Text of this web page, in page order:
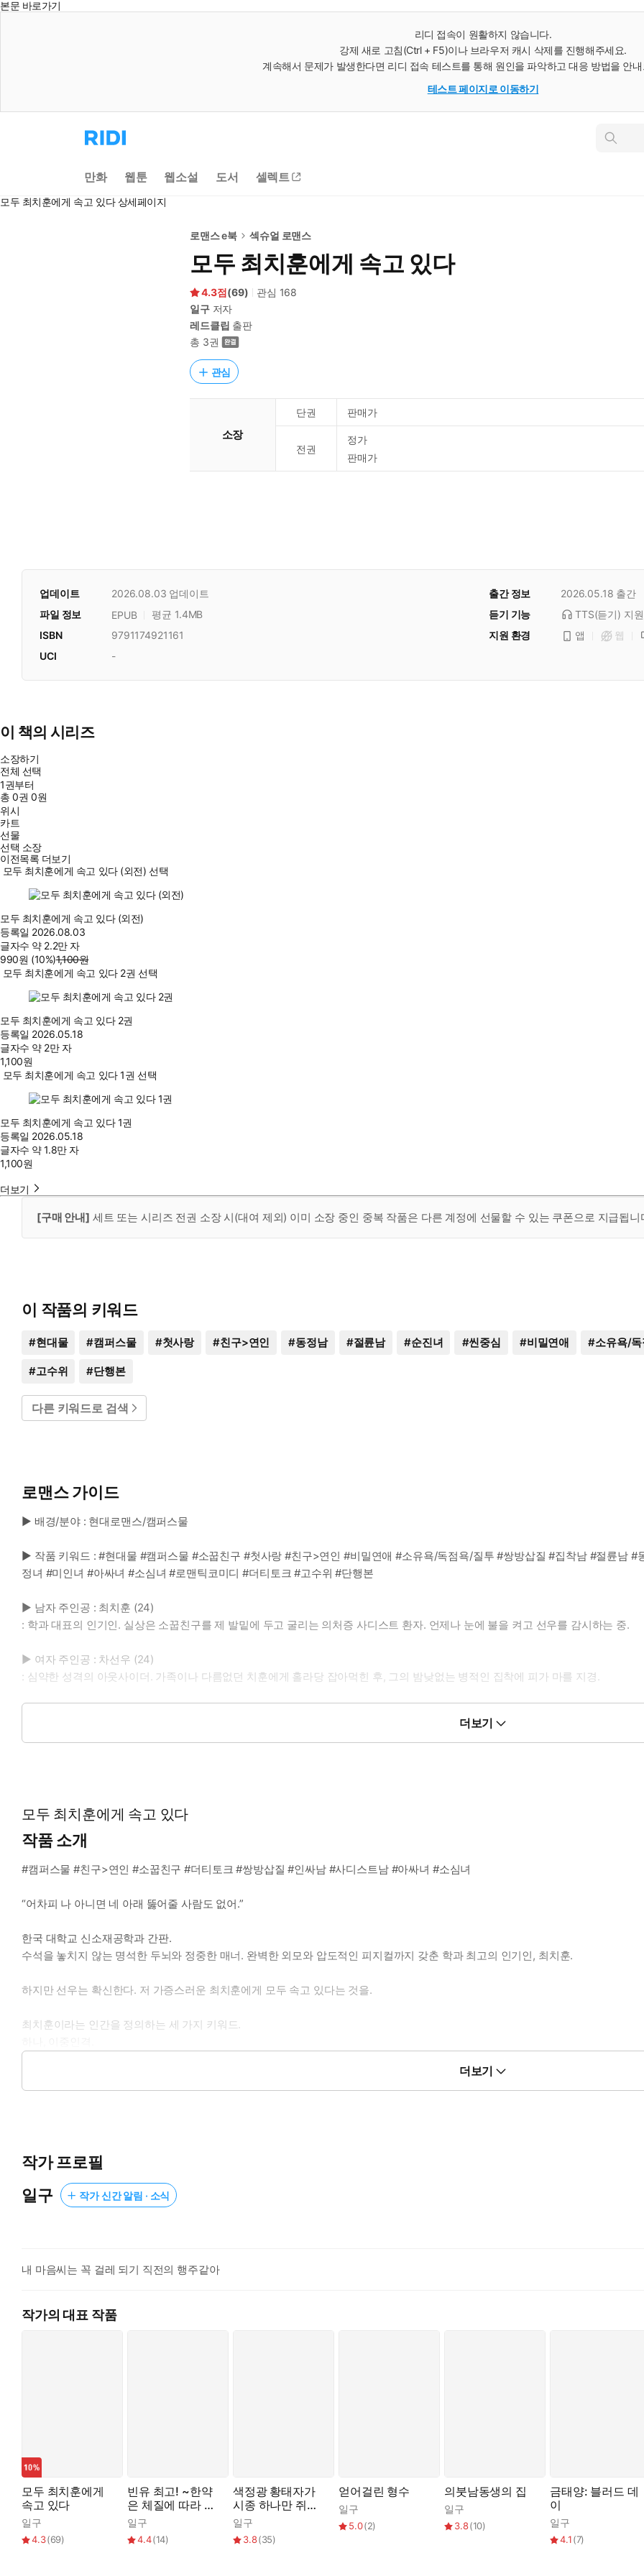
본문 바로가기
리디 접속이 원활하지 않습니다.
강제 새로 고침(Ctrl + F5)이나 브라우저 캐시 삭제를 진행해주세요.
계속해서 문제가 발생한다면 리디 접속 테스트를 통해 원인을 파악하고 대응 방법을 안
테스트 페이지로 이동하기
리
디
으
로
동
인
만화 웹툰 웹소설 도서 셀렉트
모두 최치훈에게 속고 있다 상세페이지
로맨스 e북 섹슈얼 로맨스
모두 최치훈에게 속고 있다
4.3 (69) 관심 168
일구저자
레드클립 출판
총 3권
관심
소장
단권 판매가
전권
정가
판매가
업데이트 2026.08.03 업데이트 출간 정보 2026.05.18 출간
듣기 기능
TTS(듣기) 지원
파일 정보 EPUB
평균 1.4MB
지원 환경
앱 웹
ISBN
9791174921161
UCI
-
이 책의 시리즈
소장하기
전체 선택
1권부터
총0권 0원
위시
카트
선물
선택 소장
이전목록 더보기
모두 최치훈에게 속고 있다 (외전) 선택
모두 최치훈에게 속고 있다 (외전)
등록일 2026.08.03
글자수 약 2.2만 자
990원 (10%)1,100원
모두 최치훈에게 속고 있다 2권 선택
모두 최치훈에게 속고 있다 2권
등록일 2026.05.18
글자수 약 2만 자
1,100원
모두 최치훈에게 속고 있다 1권 선택
모두 최치훈에게 속고 있다 1권
등록일 2026.05.18
글자수 약 1.8만 자
1,100원
더보기
[구매 안내] 세트 또는 시리즈 전권 소장 시(대여 제외) 이미 소장 중인 중복 작품은 다른 계정에 선물할 수 있는 쿠폰으로 지급됩니
이 작품의 키워드
#현대물 #캠퍼스물 #첫사랑 #친구>연인 #동정남 #절륜남 #순진녀 #씬중심 #비밀연애 #소유욕/
#고수위 #단행본
다른 키워드로 검색
로맨스 가이드
▶ 배경/분야 : 현대로맨스/캠퍼스물
▶ 작품 키워드 : #현대물 #캠퍼스물 #소꿉친구 #첫사랑 #친구>연인 #비밀연애 #소유욕/독점욕/질투 #쌍방삽질 #집착남 #절륜남
정녀 #미인녀 #아싸녀 #소심녀 #로맨틱코미디 #더티토크 #고수위 #단행본
▶ 남자 주인공 : 최치훈 (24)
: 학과 대표의 인기인. 실상은 소꿉친구를 제 발밑에 두고 굴리는 의처증 사디스트 환자. 언제나 눈에 불을 켜고 선우를 감시하는 중.
▶ 여자 주인공 : 차선우 (24)
: 심약한 성격의 아웃사이더. 가족이나 다름없던 치훈에게 홀라당 잡아먹힌 후, 그의 밤낮없는 병적인 집착에 피가 마를 지경.
▶ 공감 글귀 : 우리 둘 다 이제 성인이고, 네 처음은 당연히 나여야 해. 아니, 처음부터 끝까지 내 거야. 모든 건 내 거야. 왜냐하면 넌
더보기
모두 최치훈에게 속고 있다
작품 소개
#캠퍼스물 #친구>연인 #소꿉친구 #더티토크 #쌍방삽질 #인싸남 #사디스트남 #아싸녀 #소심녀
“어차피 나 아니면 네 아래 뚫어줄 사람도 없어.”
한국 대학교 신소재공학과 간판.
수석을 놓치지 않는 명석한 두뇌와 정중한 매너. 완벽한 외모와 압도적인 피지컬까지 갖춘 학과 최고의 인기인, 최치훈.
하지만 선우는 확신한다. 저 가증스러운 최치훈에게 모두 속고 있다는 것을.
최치훈이라는 인간을 정의하는 세 가지 키워드.
정신을 차렸을 때 치훈은 이미 그녀의 주인님이 되어 있었고, 선우는 그의 암캐로 전락한 뒤였다.
“이제 만져주지 않아도 그냥 젖네. 하루라도 내 자지에 안 박히면 못 살겠지? 어?”
손톱이 내벽에 쓸릴 만큼 공격적인 삽입이었다.
선우의 내부가 아찔하게 수축하며 침입자를 꽉 물어왔다.
“으… 아흣! 아파! 아파요!”
“차선우… 대답 처 안 하는 그 개 같은 버릇은 어떻게 고쳐줄까? 어? 말도 안 하는 입, 좆만 물려서 입보지로 써달라는 거지? 맞지?”
“아! 아아… 하, 하지… 아앙! 학… 아, 안돼… 하앙!”
더보기
작가 프로필
일구
작가 신간 알림 · 소식
내 마음씨는 꼭 걸레 되기 직전의 행주같아
작가의 대표 작품
모두 최치훈에게
속고 있다
일구
4.3(69)
빈유 최고! ~한약
은 체질에 따라 복
용할 것~
일구
4.4(14)
색정광 황태자가
시종 하나만 쥐잡
듯 잡는 이유
일구
3.8(35)
얻어걸린 형수
일구
5.0(2)
의붓남동생의 집
일구
3.8(10)
금태양: 블러드 데
이
일구
4.1(7)